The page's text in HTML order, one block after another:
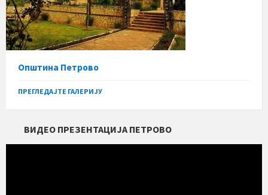
Општина Петрово
ПРЕГЛЕДАЈТЕ ГАЛЕРИЈУ
ВИДЕО ПРЕЗЕНТАЦИЈА ПЕТРОВО